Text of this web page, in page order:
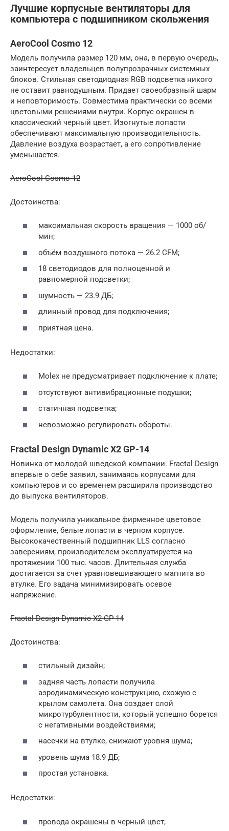
Лучшие корпусные вентиляторы для
компьютера с подшипником скольжения
AeroCool Cosmo 12
Модель получила размер 120 мм, она, в первую очередь,
заинтересует владельцев полупрозрачных системных
блоков. Стильная светодиодная RGB подсветка никого
не оставит равнодушным. Придает своеобразный шарм
и неповторимость. Совместима практически со всеми
цветовыми решениями внутри. Корпус окрашен в
классический черный цвет. Изогнутые лопасти
обеспечивают максимальную производительность.
Давление воздуха возрастает, а его сопротивление
уменьшается.
AeroCool Cosmo 12
Достоинства:
максимальная скорость вращения — 1000 об/
мин;
объём воздушного потока — 26.2 CFM;
18 светодиодов для полноценной и
равномерной подсветки;
шумность — 23.9 ДБ;
длинный провод для подключения;
приятная цена.
Недостатки:
Molex не предусматривает подключение к плате;
отсутствуют антивибрационные подушки;
статичная подсветка;
невозможно регулировать обороты.
Fractal Design Dynamic X2 GP-14
Новинка от молодой шведской компании. Fractal Design
впервые о себе заявил, занимаясь корпусами для
компьютеров и со временем расширила производство
до выпуска вентиляторов.
Модель получила уникальное фирменное цветовое
оформление, белые лопасти в черном корпусе.
Высококачественный подшипник LLS согласно
заверениям, производителем эксплуатируется на
протяжении 100 тыс. часов. Длительная служба
достигается за счет уравновешивающего магнита во
втулке. Его задача минимизировать осевое
напряжение.
Fractal Design Dynamic X2 GP-14
Достоинства:
стильный дизайн;
задняя часть лопасти получила
аэродинамическую конструкцию, схожую с
крылом самолета. Она создает слой
микротурбулентности, который успешно борется
с негативными воздействиями;
насечки на втулке, снижают уровня шума;
уровень шума 18.9 ДБ;
простая установка.
Недостатки:
провода окрашены в черный цвет;